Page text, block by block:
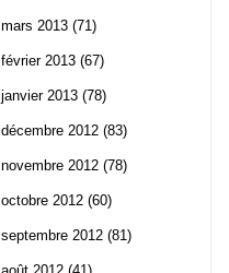
mars 2013 (71)
février 2013 (67)
janvier 2013 (78)
décembre 2012 (83)
novembre 2012 (78)
octobre 2012 (60)
septembre 2012 (81)